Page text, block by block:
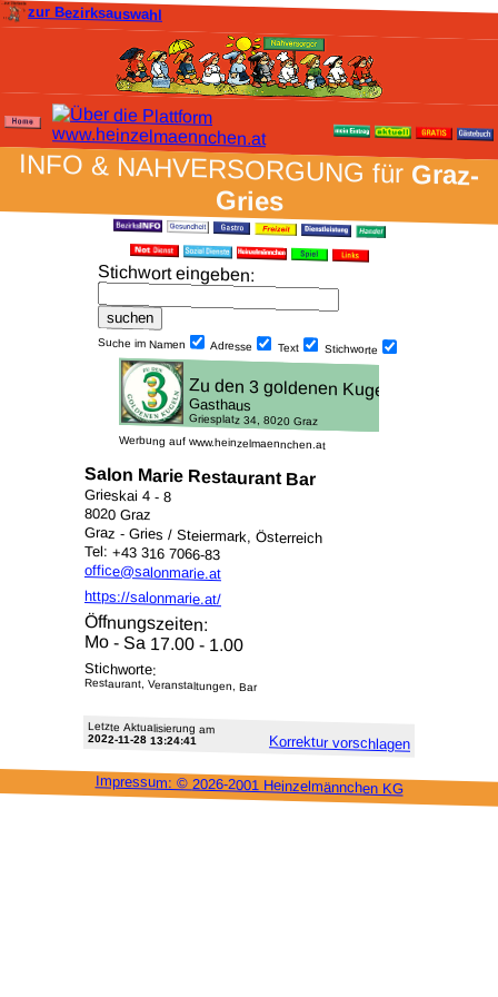
zur Bezirksauswahl
INFO & NAH­VER­SORG­UNG fürGraz-
Gries
Stich­wort ein­geben:
Suche im Namen Adresse Text Stich­worte
Werbung auf www.heinzelmaennchen.at
Salon Marie Restaurant Bar
Grieskai 4 - 8
8020 Graz
Graz - Gries / Steiermark, Österreich
Tel: +43 316 7066-83
office@salonmarie.at
https://salonmarie.at/
Öffnungszeiten:
Mo - Sa 17.00 - 1.00
Stichworte:
Restaurant, Veranstaltungen, Bar
Letzte Aktu­alisie­rung am
2022-11-28 13:24:41 Korrektur vor­schlagen
Impressum: © 2026-2001 Heinzel­männchen KG